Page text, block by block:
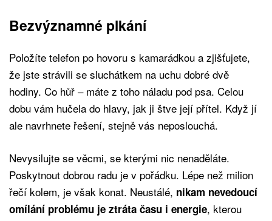
Bezvýznamné plkání
Položíte telefon po hovoru s kamarádkou a zjišťujete,
že jste strávili se sluchátkem na uchu dobré dvě
hodiny. Co hůř – máte z toho náladu pod psa. Celou
dobu vám hučela do hlavy, jak ji štve její přítel. Když jí
ale navrhnete řešení, stejně vás neposlouchá.
Nevysilujte se věcmi, se kterými nic nenaděláte.
Poskytnout dobrou radu je v pořádku. Lépe než milion
řečí kolem, je však konat. Neustálé, nikam nevedoucí
omílání problému je ztráta času i energie, kterou